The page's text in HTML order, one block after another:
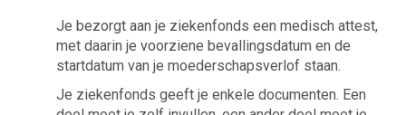
Je bezorgt aan je ziekenfonds een medisch attest,
met daarin je voorziene bevallingsdatum en de
startdatum van je moederschapsverlof staan.
Je ziekenfonds geeft je enkele documenten. Een